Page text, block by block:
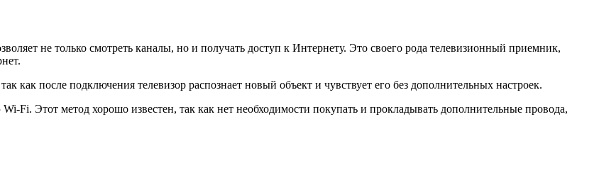
не только смотреть каналы, но и получать доступ к Интернету. Это своего рода телевизионный приемник,
как после подключения телевизор распознает новый объект и чувствует его без дополнительных настроек.
Fi. Этот метод хорошо известен, так как нет необходимости покупать и прокладывать дополнительные провода,